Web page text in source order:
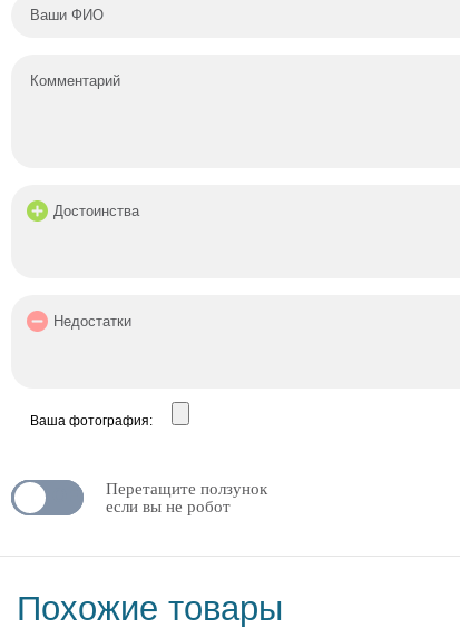
Ваша фотография:
OFF
Перетащите ползунок
если вы не робот
Похожие товары